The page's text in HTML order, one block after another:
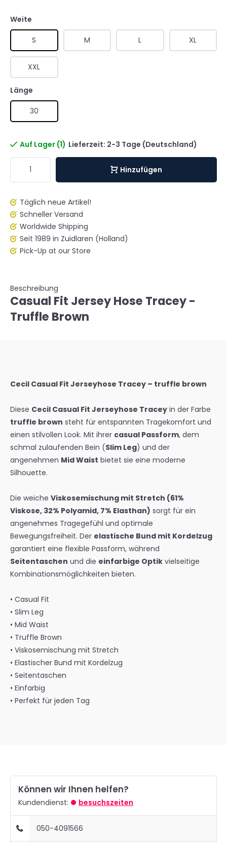
Weite
S M L XL
XXL
Länge
30
Auf Lager (1) Lieferzeit: 2-3 Tage (Deutschland)
Hinzufügen
Täglich neue Artikel!
Schneller Versand
Worldwide Shipping
Seit 1989 in Zuidlaren (Holland)
Pick-Up at our Store
Beschreibung
Casual Fit Jersey Hose Tracey -
Truffle Brown
Cecil Casual Fit Jerseyhose Tracey – truffle brown
Diese Cecil Casual Fit Jerseyhose Tracey in der Farbe
truffle brown steht für entspannten Tragekomfort und
einen stilvollen Look. Mit ihrer casual Passform, dem
schmal zulaufenden Bein (Slim Leg) und der
angenehmen Mid Waist bietet sie eine moderne
Silhouette.
Die weiche Viskosemischung mit Stretch (61%
Viskose, 32% Polyamid, 7% Elasthan) sorgt für ein
angenehmes Tragegefühl und optimale
Bewegungsfreiheit. Der elastische Bund mit Kordelzug
garantiert eine flexible Passform, während
Seitentaschen und die einfarbige Optik vielseitige
Kombinationsmöglichkeiten bieten.
• Casual Fit
• Slim Leg
• Mid Waist
• Truffle Brown
• Viskosemischung mit Stretch
• Elastischer Bund mit Kordelzug
• Seitentaschen
• Einfarbig
• Perfekt für jeden Tag
Können wir Ihnen helfen?
Kundendienst: besuchszeiten
050-4091566